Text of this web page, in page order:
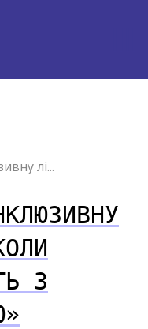
лі...
З